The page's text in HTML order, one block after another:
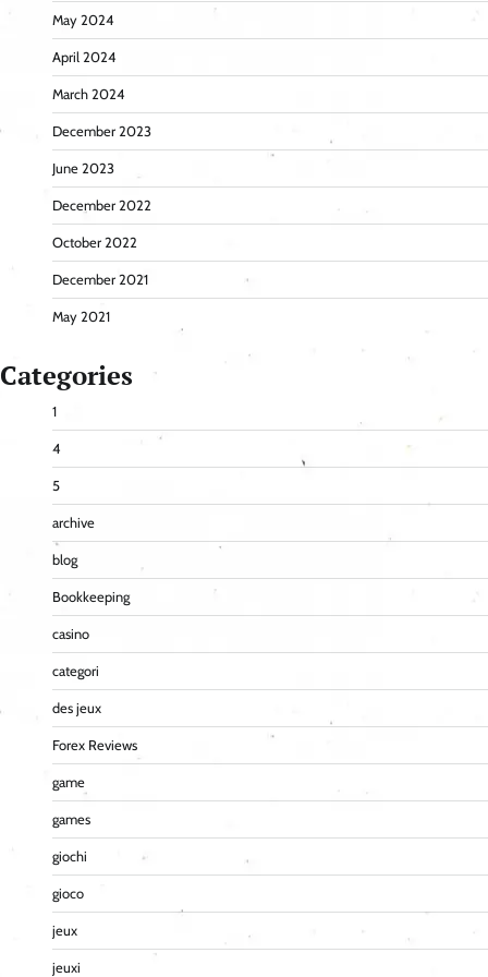
May 2024
April 2024
March 2024
December 2023
June 2023
December 2022
October 2022
December 2021
May 2021
Categories
1
4
5
archive
blog
Bookkeeping
casino
categori
des jeux
Forex Reviews
game
games
giochi
gioco
jeux
jeuxi